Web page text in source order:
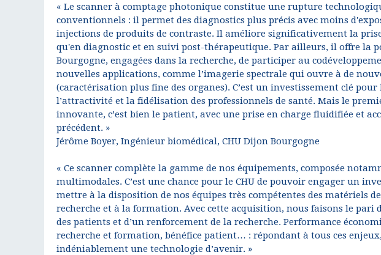
« Le scanner à comptage photonique constitue une rupture
conventionnels : il permet des diagnostics plus précis avec moins
injections de produits de contraste. Il améliore significativement la
qu'en diagnostic et en suivi post-thérapeutique. Par ailleurs, il offre la
Bourgogne, engagées dans la recherche, de participer au
nouvelles applications, comme l’imagerie spectrale qui ouvre à de
(caractérisation plus fine des organes). C’est un investissement clé
l’attractivité et la fidélisation des professionnels de santé. Mais le
innovante, c’est bien le patient, avec une prise en charge fluidifiée et
précédent. »
Jérôme Boyer, Ingénieur biomédical, CHU Dijon Bourgogne
« Ce scanner complète la gamme de nos équipements, composée
multimodales. C’est une chance pour le CHU de pouvoir engager un
mettre à la disposition de nos équipes très compétentes des matériels
recherche et à la formation. Avec cette acquisition, nous faisons le pari
des patients et d’un renforcement de la recherche. Performance
recherche et formation, bénéfice patient… : répondant à tous ces
indéniablement une technologie d’avenir. »